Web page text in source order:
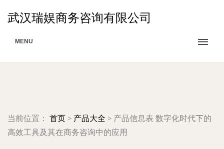
武汉瑞娱商务咨询有限公司
MENU
当前位置： 首页 > 产品大全 > 产品信息表 数字化时代下的
高效工具及其在商务咨询中的应用